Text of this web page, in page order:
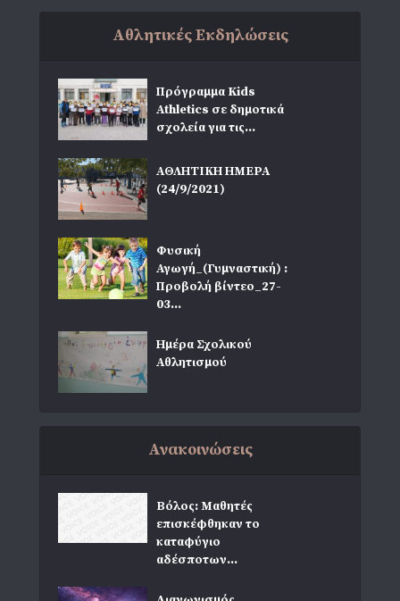
Αθλητικές Εκδηλώσεις
Πρόγραμμα Kids
Athletics σε δημοτικά
σχολεία για τις...
ΑΘΛΗΤΙΚΗ ΗΜΕΡΑ
(24/9/2021)
Φυσική
Αγωγή_(Γυμναστική) :
Προβολή βίντεο_27-
03...
Ημέρα Σχολικού
Αθλητισμού
Ανακοινώσεις
Βόλος: Μαθητές
επισκέφθηκαν το
καταφύγιο
αδέσποτων...